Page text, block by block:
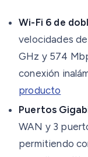
Wi-Fi 6 de
velocidades
GHz y 574
conexión
producto
Puertos
WAN y 3
permitiendo